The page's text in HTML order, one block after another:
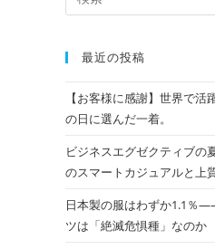
最近の投稿
【お客様に感謝】世界で
の日に選んだ一着。
ビジネスエグゼクティブの
のスマートカジュアルと上
日本製の服はわずか1.1％
ツは「絶滅危惧種」なのか